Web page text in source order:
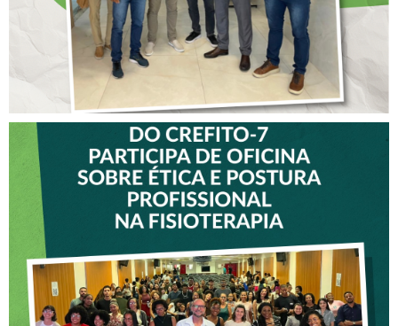
VICE-PRESIDENTE DO
CREFITO-7 PARTICIPA DE
OFICINA SOBRE ÉTICA E
POSTURA PROFISSIONAL
NA FISIOTERAPIA